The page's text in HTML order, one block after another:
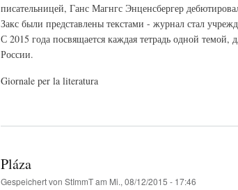
писательницей, Ганс Магнгс Энценсбергер
Закс были представлены текстами - журнал стал
С 2015 года посвящается каждая тетрадь одной
России.
Giornale per la literatura
Pláza
Gespeichert von StImmTam Mi., 08/12/2015 - 17:46